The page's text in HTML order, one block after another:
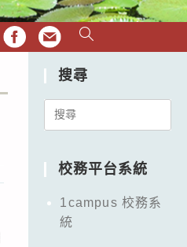
FB EMAIL
搜尋
Search
校務平台系統
1campus 校務系
統